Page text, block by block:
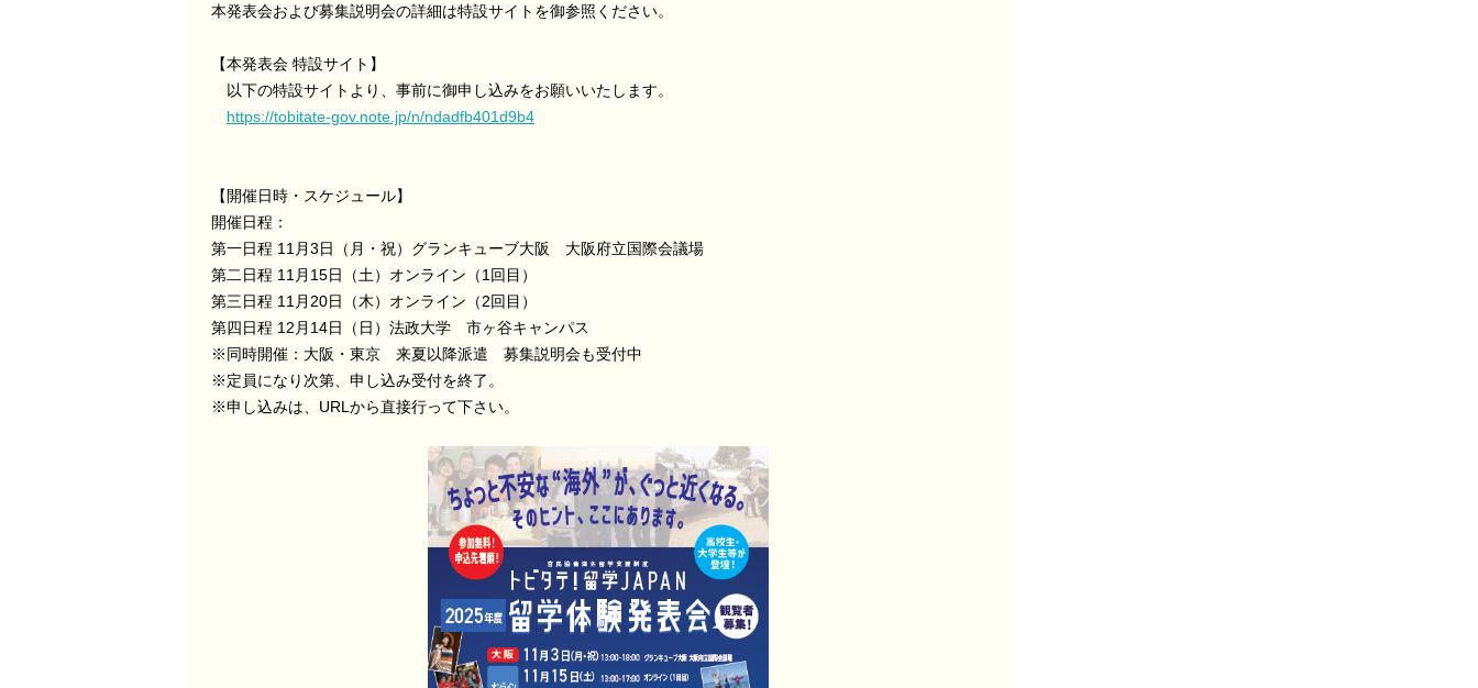
本発表会および募集説明会の詳細は特設サイトを御参照ください。
【本発表会 特設サイト】
以下の特設サイトより、事前に御申し込みをお願いいたします。
https://tobitate-gov.note.jp/n/ndadfb401d9b4
【開催⽇時・スケジュール】
開催⽇程：
第⼀⽇程 11⽉3⽇（月・祝）グランキューブ大阪 大阪府立国際会議場
第⼆⽇程 11⽉15⽇（⼟）オンライン（1回目）
第三⽇程 11⽉20⽇（木）オンライン（2回目）
第四⽇程 12⽉14⽇（⽇）法政大学 市ヶ谷キャンパス
※同時開催：大阪・東京 来夏以降派遣 募集説明会も受付中
※定員になり次第、申し込み受付を終了。
※申し込みは、URLから直接行って下さい。